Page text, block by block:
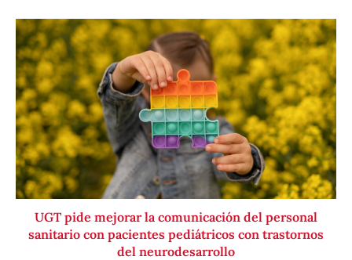
UGT pide mejorar la comunicación del personal
sanitario con pacientes pediátricos con trastornos
del neurodesarrollo